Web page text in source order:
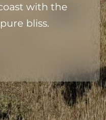
with the
bliss.